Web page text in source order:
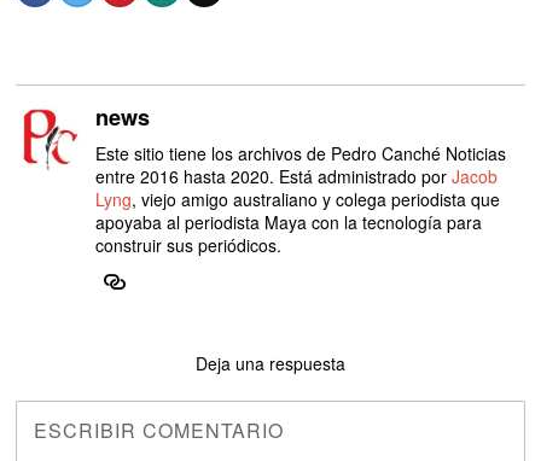
news
Este sitio tiene los archivos de Pedro Canché Noticias
entre 2016 hasta 2020. Está administrado porJacob
Lyng, viejo amigo australiano y colega periodista que
apoyaba al periodista Maya con la tecnología para
construir sus periódicos.
Deja una respuesta